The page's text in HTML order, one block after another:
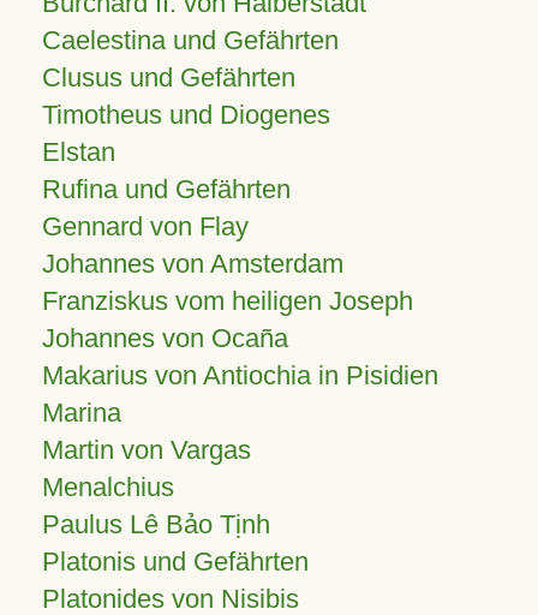
Caelestina und Gefährten
Clusus und Gefährten
Timotheus und Diogenes
Elstan
Rufina und Gefährten
Gennard von Flay
Johannes von Amsterdam
Franziskus vom heiligen Joseph
Johannes von Ocaña
Makarius von Antiochia in Pisidien
Marina
Martin von Vargas
Menalchius
Paulus Lê Bảo Tịnh
Platonis und Gefährten
Platonides von Nisibis